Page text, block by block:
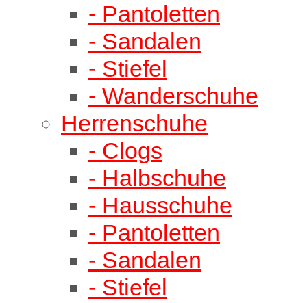
- Pantoletten
- Sandalen
- Stiefel
- Wanderschuhe
Herrenschuhe
- Clogs
- Halbschuhe
- Hausschuhe
- Pantoletten
- Sandalen
- Stiefel